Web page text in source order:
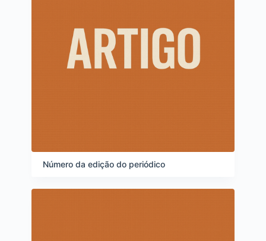
Número da edição do periódico